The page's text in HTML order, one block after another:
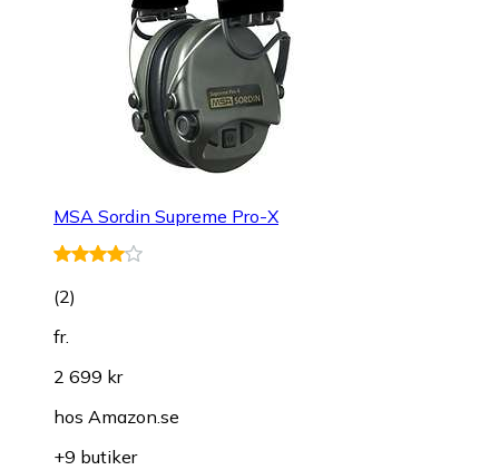
MSA Sordin Supreme Pro-X
(2)
fr.
2 699 kr
hos Amazon.se
+9 butiker